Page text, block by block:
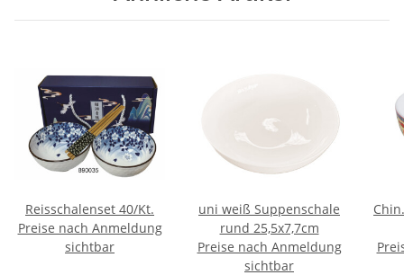
Reisschalenset 40/Kt.
Preise nach Anmeldung
sichtbar
uni weiß Suppenschale
rund 25,5x7,7cm
Preise nach Anmeldung
sichtbar